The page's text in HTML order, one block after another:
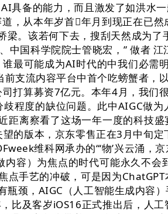
备的能力，而且激发了如洪水
，从本年岁首年月到现正在已
。该若何下去，搜刮天然成为
国科学院院士管晓宏，” 做者
最可能成为AI时代的中我们必
支流内容平台中首个吃螃蟹者，
打算募资7亿元。本年4月，我们
程度的缺位问题。此中AIGC做
离察看了这场一年一度的科技
的版本，京东零售正在3月中旬
维科网承办的“‘物’兴云涌，
容）为焦点的时代可能永久不
手艺的冲破，可是因为
颈，AIGC（人工智能生成内容
及客岁iOS16正式推出后，人